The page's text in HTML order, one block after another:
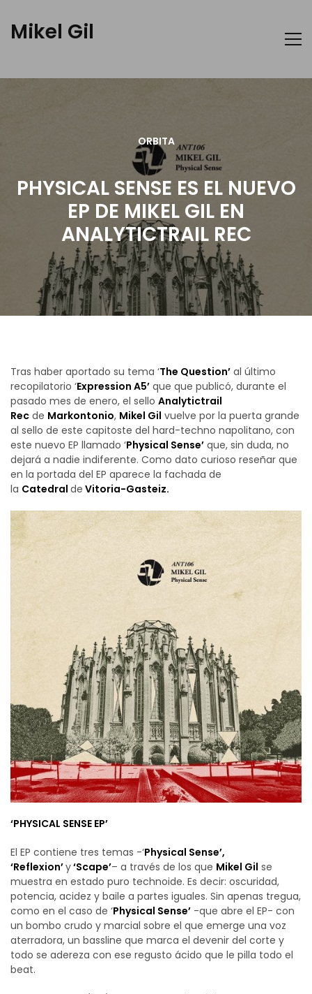
Mikel Gil
ORBITA
PHYSICAL SENSE ES EL NUEVO
EP DE MIKEL GIL EN
ANALYTICTRAIL REC
Tras haber aportado su tema ‘The Question’ al último
recopilatorio ‘Expression A5’ que que publicó, durante el
pasado mes de enero, el sello Analytictrail
Rec de Markontonio, Mikel Gil vuelve por la puerta grande
al sello de este capitoste del hard-techno napolitano, con
este nuevo EP llamado ‘Physical Sense’ que, sin duda, no
dejará a nadie indiferente. Como dato curioso reseñar que
en la portada del EP aparece la fachada de
la Catedral de Vitoria-Gasteiz.
‘PHYSICAL SENSE EP’
El EP contiene tres temas -‘Physical Sense’,
‘Reflexion’y‘Scape’– a través de los que Mikel Gil se
muestra en estado puro technoide. Es decir: oscuridad,
potencia, acidez y baile a partes iguales. Sin apenas tregua,
como en el caso de ‘Physical Sense’ -que abre el EP- con
un bombo crudo y marcial sobre el que emerge una voz
aterradora, un bassline que marca el devenir del corte y
todo se adereza con ese regusto ácido que le pilla todo el
beat.